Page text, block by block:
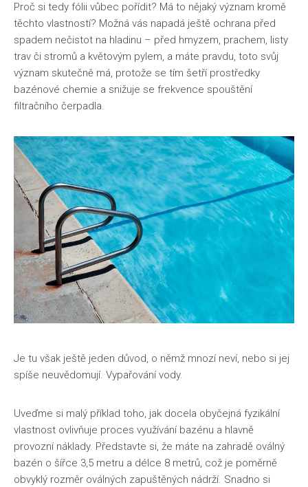
Proč si tedy fólii vůbec pořídit? Má to nějaký význam kromě
těchto vlastností? Možná vás napadá ještě ochrana před
spadem nečistot na hladinu – před hmyzem, prachem, listy
trav či stromů a květovým pylem, a máte pravdu, toto svůj
význam skutečně má, protože se tím šetří prostředky
bazénové chemie a snižuje se frekvence spouštění
filtračního čerpadla.
Je tu však ještě jeden důvod, o němž mnozí neví, nebo si jej
spíše neuvědomují. Vypařování vody.
Uveďme si malý příklad toho, jak docela obyčejná fyzikální
vlastnost ovlivňuje proces využívání bazénu a hlavně
provozní náklady. Představte si, že máte na zahradě oválný
bazén o šířce 3,5 metru a délce 8 metrů, což je poměrně
obvyklý rozměr oválných zapuštěných nádrží. Snadno si